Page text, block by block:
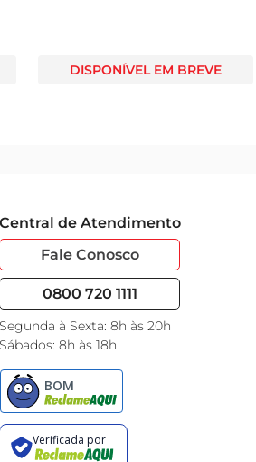
DISPONÍVEL EM BREVE
Central de Atendimento
Fale Conosco
0800 720 1111
Segunda à Sexta: 8h às 20h
Sábados: 8h às 18h